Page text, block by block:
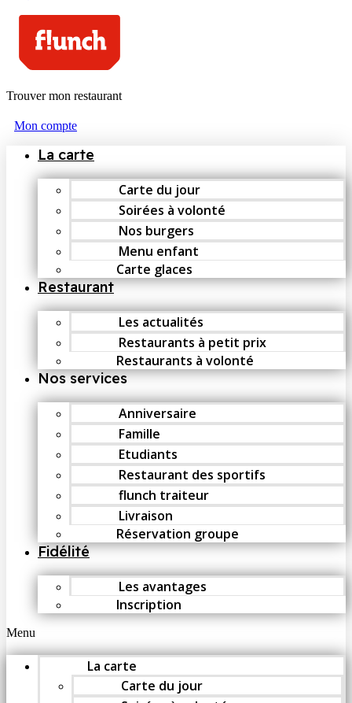
Trouver mon restaurant
Mon compte
La carte
Carte du jour
Soirées à volonté
Nos burgers
Menu enfant
Carte glaces
Restaurant
Les actualités
Restaurants à petit prix
Restaurants à volonté
Nos services
Anniversaire
Famille
Etudiants
Restaurant des sportifs
flunch traiteur
Livraison
Réservation groupe
Fidélité
Les avantages
Inscription
Menu
La carte
Carte du jour